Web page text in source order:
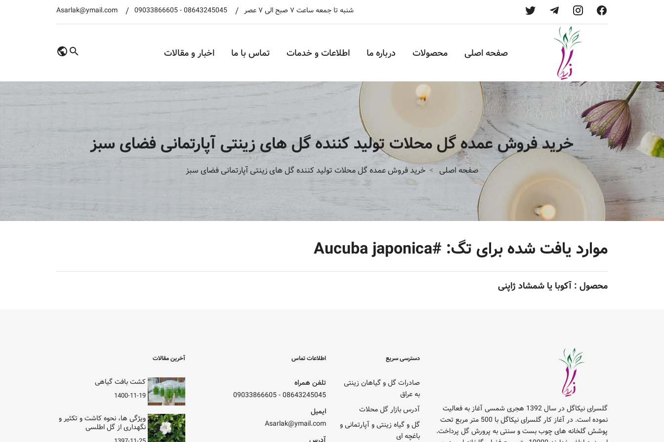
شنبه تا جمعه ساعت ۷ صبح الی ۷ عصر 08643245045
-
09033866605
Asarlak@ymail.com
صفحه اصلی محصولات درباره ما اطلاعات و خدمات تماس با ما اخبار و مقالات
خرید فروش عمده گل محلات تولید کننده گل های زینتی آپارتمانی فضای سبز
صفحه اصلی خرید فروش عمده گل محلات تولید کننده گل های زینتی آپارتمانی فضای سبز
موارد یافت شده برای تگ: #Aucuba japonica
محصول :آکوبا یا شمشاد ژاپنی
گلسرای نیکاگل در سال 1392 هجری شمسی آغاز به فعالیت
نموده است. در آغاز کار گلسرای نیکاگل با 500 متر مربع تحت
پوشش گلخانه های چوب بست و سنتی به پرورش گل پرداخت.
دسترسی سریع
صادرات گل و گیاهان زینتی
به عراق
آدرس بازار گل محلات
گل و گیاه زینتی و آپارتمانی و
باغچه ای
اطلاعات تماس
تلفن همراه
08643245045
-
09033866605
ایمیل
Asarlak@ymail.com
آخرین مقالات
کشت بافت گیاهی
1400-11-19
ویژگی ها، نحوه کاشت و تکثیر و
نگهداری از گل اطلسی